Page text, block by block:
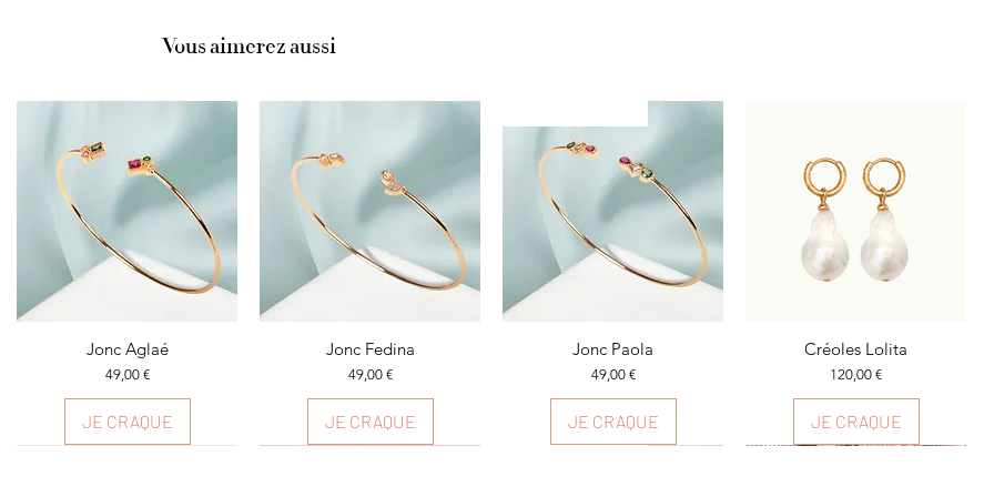
Vous aimerez aussi
Aperçu rapide
Jonc Aglaé
Prix
49,00 €
JE CRAQUE
Aperçu rapide
Jonc Fedina
Prix
49,00 €
JE CRAQUE
Aperçu rapide
Jonc Paola
Prix
49,00 €
JE CRAQUE
Aperçu rapide
Créoles Lolita
Prix
120,00 €
JE CRAQUE